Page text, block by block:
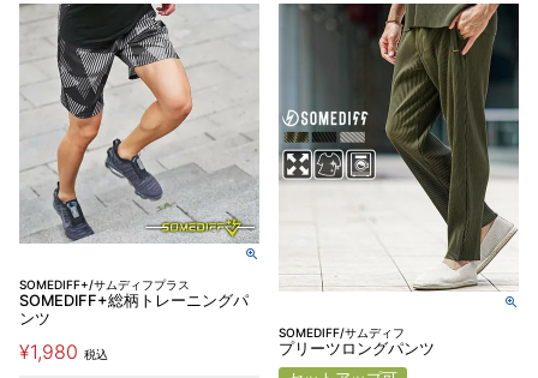
SOMEDIFF+/サムディフプラス
SOMEDIFF+総柄トレーニングパ
ンツ
¥1,980 税込
SOMEDIFF/サムディフ
プリーツロングパンツ